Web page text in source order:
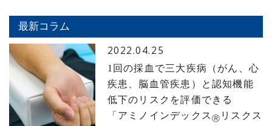
最新コラム
2022.04.25
1回の採血で三大疾病（がん、心
疾患、脳血管疾患）と認知機能
低下のリスクを評価できる
「アミノインデックス Ⓡ リスクス